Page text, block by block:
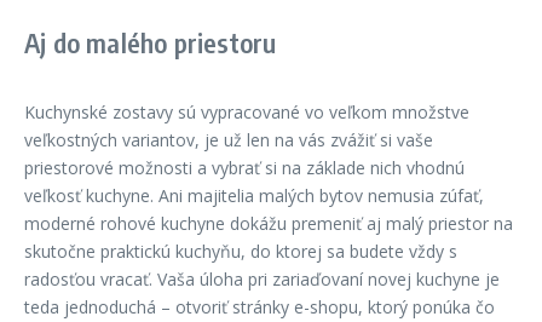
Aj do malého priestoru
Kuchynské zostavy sú vypracované vo veľkom množstve
veľkostných variantov, je už len na vás zvážiť si vaše
priestorové možnosti a vybrať si na základe nich vhodnú
veľkosť kuchyne. Ani majitelia malých bytov nemusia zúfať,
moderné rohové kuchyne dokážu premeniť aj malý priestor na
skutočne praktickú kuchyňu, do ktorej sa budete vždy s
radosťou vracať. Vaša úloha pri zariaďovaní novej kuchyne je
teda jednoduchá – otvoriť stránky e-shopu, ktorý ponúka čo